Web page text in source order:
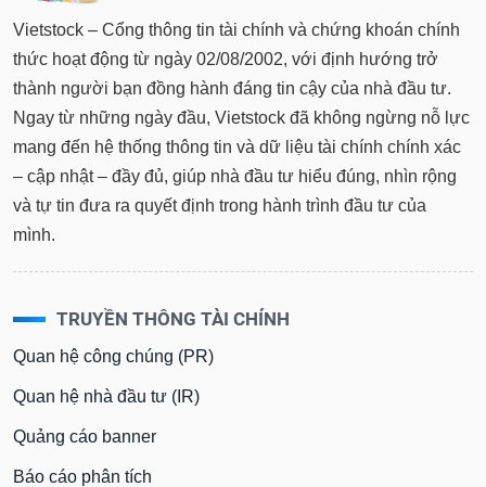
Vietstock – Cổng thông tin tài chính và chứng khoán chính
thức hoạt động từ ngày 02/08/2002, với định hướng trở
thành người bạn đồng hành đáng tin cậy của nhà đầu tư.
Ngay từ những ngày đầu, Vietstock đã không ngừng nỗ lực
mang đến hệ thống thông tin và dữ liệu tài chính chính xác
– cập nhật – đầy đủ, giúp nhà đầu tư hiểu đúng, nhìn rộng
và tự tin đưa ra quyết định trong hành trình đầu tư của
mình.
TRUYỀN THÔNG TÀI CHÍNH
Quan hệ công chúng (PR)
Quan hệ nhà đầu tư (IR)
Quảng cáo banner
Báo cáo phân tích